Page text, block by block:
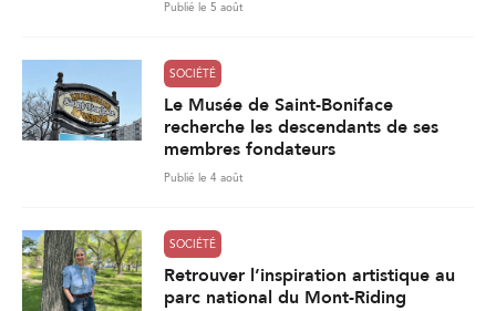
Publié le 5 août
SOCIÉTÉ
Le Musée de Saint-Boniface
recherche les descendants de ses
membres fondateurs
Publié le 4 août
SOCIÉTÉ
Retrouver l’inspiration artistique au
parc national du Mont-Riding